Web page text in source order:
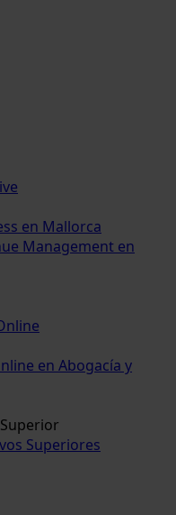
en Mallorca
Management en
en Abogacía y
Superiores